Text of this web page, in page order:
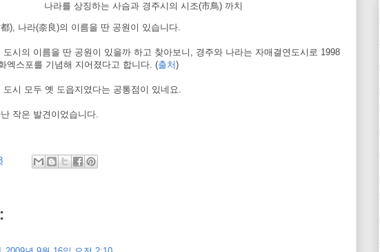
나라를 상징하는 사슴과 경주시의 시조(市鳥) 까치
), 나라(奈良)의 이름을 딴 공원이 있습니다.
도시의 이름을 딴 공원이 있을까 하고 찾아보니, 경주와 나라는 자매결연도시로 1998
엑스포를 기념해 지어졌다고 합니다. (출처)
도시 모두 옛 도읍지였다는 공통점이 있네요.
작은 발견이었습니다.